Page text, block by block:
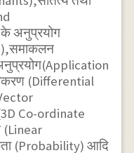
अनुप्रयोग
(Differential
Co-ordinate
(Linear
(Probability) आदि